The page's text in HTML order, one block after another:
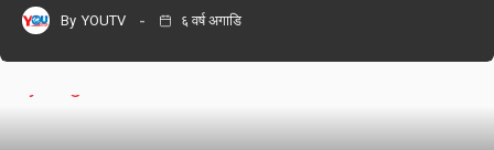
By YOUTV ६ वर्ष अगाडि